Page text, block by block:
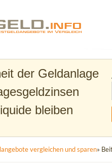
vergleichen und
der Geldanlage
bleiben
vergleichen und sparen»